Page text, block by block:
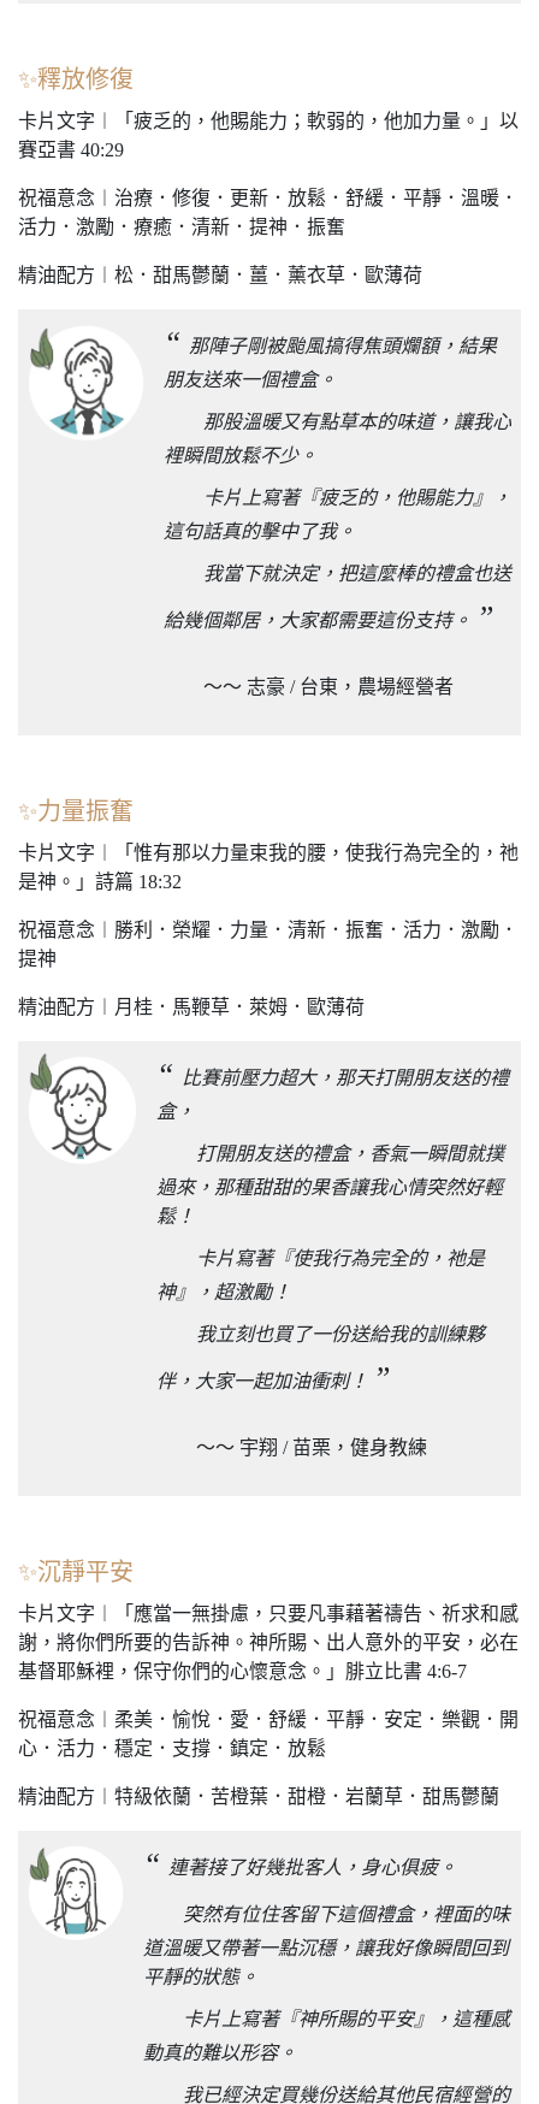
✨釋放修復
卡片文字︱「疲乏的，他賜能力；軟弱的，他加力量。」以
賽亞書 40:29
祝福意念︱治療．修復．更新．放鬆．舒緩．平靜．溫暖．
活力．激勵．療癒．清新．提神．振奮
精油配方︱松．甜馬鬱蘭．薑．薰衣草．歐薄荷
“ 那陣子剛被颱風搞得焦頭爛額，結果
朋友送來一個禮盒。
那股溫暖又有點草本的味道，讓我心
裡瞬間放鬆不少。
卡片上寫著『疲乏的，他賜能力』，
這句話真的擊中了我。
我當下就決定，把這麼棒的禮盒也送
給幾個鄰居，大家都需要這份支持。 ”
～～ 志豪 / 台東，農場經營者
✨力量振奮
卡片文字︱「惟有那以力量束我的腰，使我行為完全的，祂
是神。」詩篇 18:32
祝福意念︱勝利．榮耀．力量．清新．振奮．活力．激勵．
提神
精油配方︱月桂．馬鞭草．萊姆．歐薄荷
“ 比賽前壓力超大，那天打開朋友送的禮
盒，
打開朋友送的禮盒，香氣一瞬間就撲
過來，那種甜甜的果香讓我心情突然好輕
鬆！
卡片寫著『使我行為完全的，祂是
神』，超激勵！
我立刻也買了一份送給我的訓練夥
伴，大家一起加油衝刺！ ”
～～ 宇翔 / 苗栗，健身教練
✨沉靜平安
卡片文字︱「應當一無掛慮，只要凡事藉著禱告、祈求和感
謝，將你們所要的告訴神。神所賜、出人意外的平安，必在
基督耶穌裡，保守你們的心懷意念。」腓立比書 4:6-7
祝福意念︱柔美．愉悅．愛．舒緩．平靜．安定．樂觀．開
心．活力．穩定．支撐．鎮定．放鬆
精油配方︱特級依蘭．苦橙葉．甜橙．岩蘭草．甜馬鬱蘭
“ 連著接了好幾批客人，身心俱疲。
突然有位住客留下這個禮盒，裡面的味
道溫暖又帶著一點沉穩，讓我好像瞬間回到
平靜的狀態。
卡片上寫著『神所賜的平安』，這種感
動真的難以形容。
我已經決定買幾份送給其他民宿經營的